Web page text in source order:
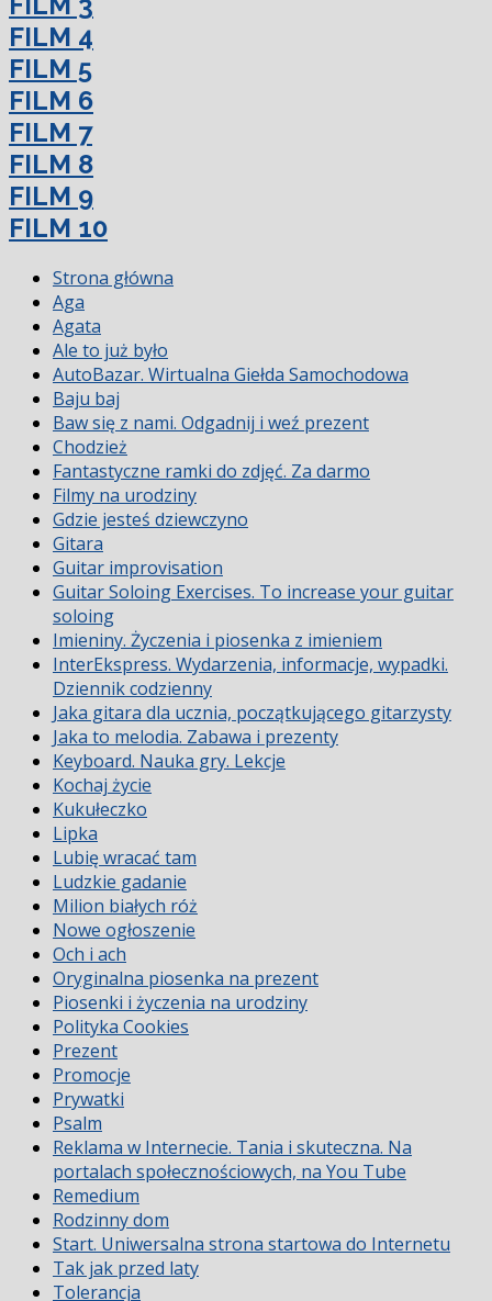
FILM 4
FILM 5
FILM 6
FILM 7
FILM 8
FILM 9
FILM 10
Strona główna
Aga
Agata
Ale to już było
AutoBazar. Wirtualna Giełda Samochodowa
Baju baj
Baw się z nami. Odgadnij i weź prezent
Chodzież
Fantastyczne ramki do zdjęć. Za darmo
Filmy na urodziny
Gdzie jesteś dziewczyno
Gitara
Guitar improvisation
Guitar Soloing Exercises. To increase your guitar
soloing
Imieniny. Życzenia i piosenka z imieniem
InterEkspress. Wydarzenia, informacje, wypadki.
Dziennik codzienny
Jaka gitara dla ucznia, początkującego gitarzysty
Jaka to melodia. Zabawa i prezenty
Keyboard. Nauka gry. Lekcje
Kochaj życie
Kukułeczko
Lipka
Lubię wracać tam
Ludzkie gadanie
Milion białych róż
Nowe ogłoszenie
Och i ach
Oryginalna piosenka na prezent
Piosenki i życzenia na urodziny
Polityka Cookies
Prezent
Promocje
Prywatki
Psalm
Reklama w Internecie. Tania i skuteczna. Na
portalach społecznościowych, na You Tube
Remedium
Rodzinny dom
Start. Uniwersalna strona startowa do Internetu
Tak jak przed laty
Tolerancja